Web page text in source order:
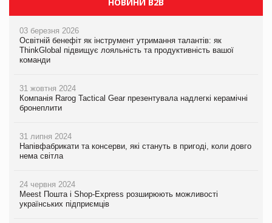
03 березня 2026
Освітній бенефіт як інструмент утримання талантів: як
ThinkGlobal підвищує лояльність та продуктивність вашої
команди
31 жовтня 2024
Компанія Rarog Tactical Gear презентувала надлегкі керамічні
бронеплити
31 липня 2024
Напівфабрикати та консерви, які стануть в пригоді, коли довго
нема світла
24 червня 2024
Meest Пошта і Shop-Express розширюють можливості
українських підприємців